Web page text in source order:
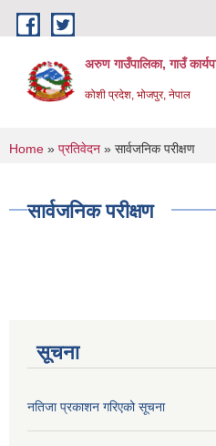
Skip to main content
अरुण गाउँपालिका, गाउँ
कोशी प्रदेश, भोजपुर, नेपाल
You are here
Home » प्रतिवेदन » सार्वजनिक परीक्षण
सार्वजनिक परीक्षण
सूचना
नतिजा प्रकाशन गरिएको सूचना